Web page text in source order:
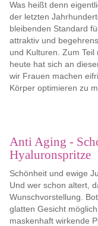
Was heißt denn
der letzten
bleibenden Standard
attraktiv und
und Kulturen. Zum
heute hat sich an
wir Frauen machen
Körper optimieren zu
Anti Aging -
Hyaluronspritze
Schönheit und ewige
Und wer schon altert,
Wunschvorstellung.
glatten Gesicht
maskenhaft wirkende